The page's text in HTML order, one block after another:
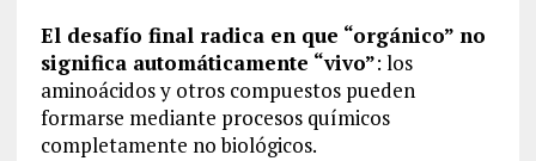
El desafío final radica en que “orgánico” no
significa automáticamente “vivo”: los
aminoácidos y otros compuestos pueden
formarse mediante procesos químicos
completamente no biológicos.